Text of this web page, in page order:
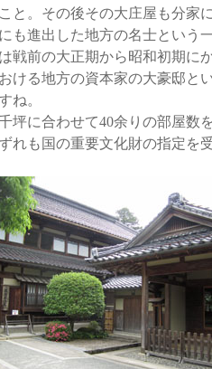
と。その後その大庄屋も分家
も進出した地方の名士という
戦前の大正期から昭和初期に
ける地方の資本家の大豪邸と
ね。
坪に合わせて40余りの部屋数
れも国の重要文化財の指定を